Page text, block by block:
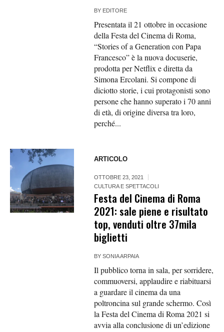
BY EDITORE
Presentata il 21 ottobre in occasione
della Festa del Cinema di Roma,
“Stories of a Generation con Papa
Francesco” è la nuova docuserie,
prodotta per Netflix e diretta da
Simona Ercolani. Si compone di
diciotto storie, i cui protagonisti sono
persone che hanno superato i 70 anni
di età, di origine diversa tra loro,
perché...
ARTICOLO
OTTOBRE 23, 2021
CULTURA E SPETTACOLI
Festa del Cinema di Roma
2021: sale piene e risultato
top, venduti oltre 37mila
biglietti
BYSONIA ARPAIA
Il pubblico torna in sala, per sorridere,
commuoversi, applaudire e riabituarsi
a guardare il cinema da una
poltroncina sul grande schermo. Così
la Festa del Cinema di Roma 2021 si
avvia alla conclusione di un’edizione